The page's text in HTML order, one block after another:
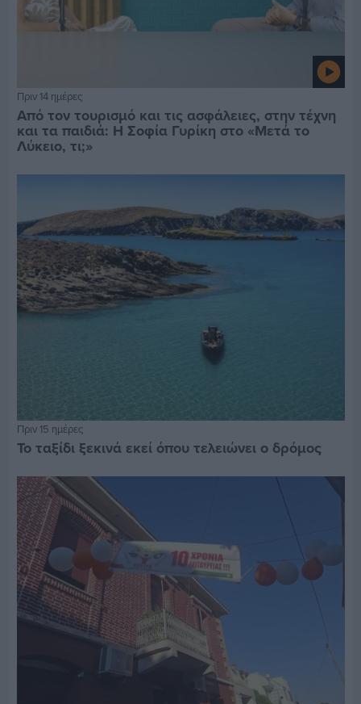
Πριν 14 ημέρες
Από τον τουρισμό και τις ασφάλειες, στην τέχνη
και τα παιδιά: Η Σοφία Γυρίκη στο «Μετά το
Λύκειο, τι;»
Πριν 15 ημέρες
Το ταξίδι ξεκινά εκεί όπου τελειώνει ο δρόμος